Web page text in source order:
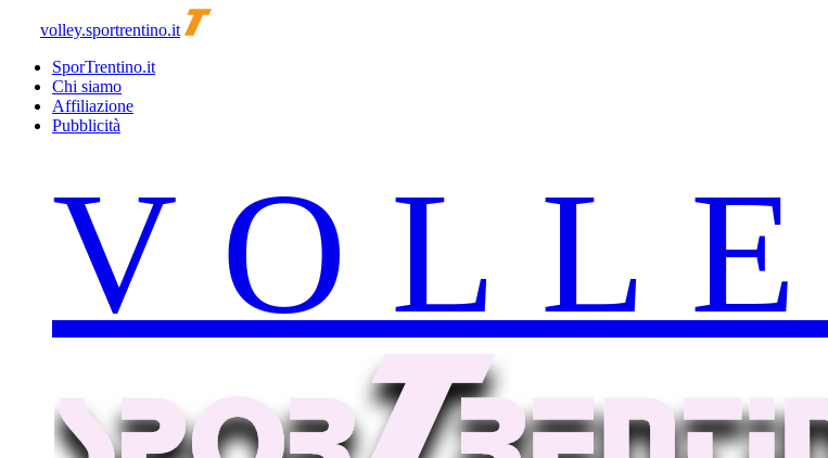
volley.sportrentino.it
SporTrentino.it
Chi siamo
Affiliazione
Pubblicità